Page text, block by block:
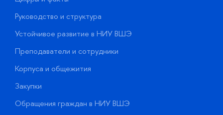
Руководство и структура
Устойчивое развитие в НИУ ВШЭ
Преподаватели и сотрудники
Корпуса и общежития
Закупки
Обращения граждан в НИУ ВШЭ